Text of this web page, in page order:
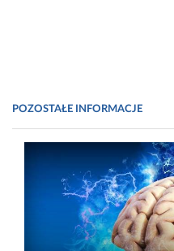
POZOSTAŁE INFORMACJE